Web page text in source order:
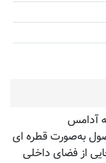
۸ میل با رایحه آدامس
به‌صورت قطره ای
از فضای داخلی